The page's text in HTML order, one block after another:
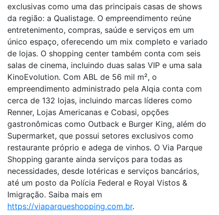
exclusivas como uma das principais casas de shows
da região: a Qualistage. O empreendimento reúne
entretenimento, compras, saúde e serviços em um
único espaço, oferecendo um mix completo e variado
de lojas. O shopping center também conta com seis
salas de cinema, incluindo duas salas VIP e uma sala
KinoEvolution. Com ABL de 56 mil m², o
empreendimento administrado pela Alqia conta com
cerca de 132 lojas, incluindo marcas líderes como
Renner, Lojas Americanas e Cobasi, opções
gastronômicas como Outback e Burger King, além do
Supermarket, que possui setores exclusivos como
restaurante próprio e adega de vinhos. O Via Parque
Shopping garante ainda serviços para todas as
necessidades, desde lotéricas e serviços bancários,
até um posto da Polícia Federal e Royal Vistos &
Imigração. Saiba mais em
https://viaparqueshopping.com.br.